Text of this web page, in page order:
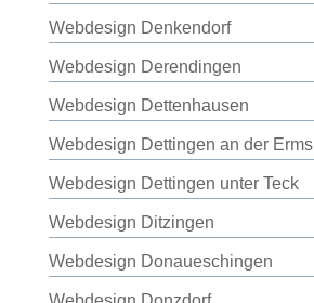
Webdesign Denkendorf
Webdesign Derendingen
Webdesign Dettenhausen
Webdesign Dettingen an der Erms
Webdesign Dettingen unter Teck
Webdesign Ditzingen
Webdesign Donaueschingen